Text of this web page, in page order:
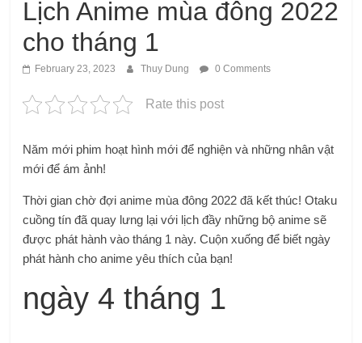
Lịch Anime mùa đông 2022
cho tháng 1
February 23, 2023 Thuy Dung 0 Comments
Rate this post
Năm mới phim hoạt hình mới để nghiện và những nhân vật
mới để ám ảnh!
Thời gian chờ đợi anime mùa đông 2022 đã kết thúc! Otaku
cuồng tín đã quay lưng lại với lịch đầy những bộ anime sẽ
được phát hành vào tháng 1 này. Cuộn xuống để biết ngày
phát hành cho anime yêu thích của bạn!
ngày 4 tháng 1